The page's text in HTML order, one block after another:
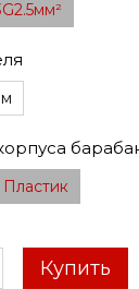
Пластик
Купить